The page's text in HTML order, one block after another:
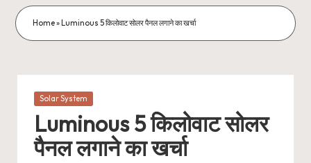
बिजली
Home» Luminous 5 किलोवाट सोलर पैनल लगाने का खर्चा
Posted
Solar System
Luminous 5 किलोवाट सोलर
पैनल लगाने का खर्चा